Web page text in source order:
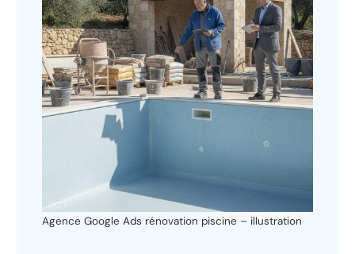
Agence Google Ads rénovation piscine – illustration